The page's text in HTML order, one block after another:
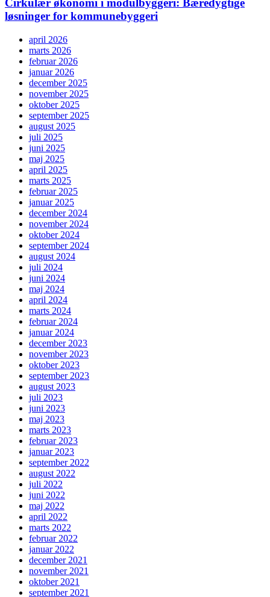
Cirkulær økonomi i modulbyggeri: Bæredygtige
løsninger for kommunebyggeri
april 2026
marts 2026
februar 2026
januar 2026
december 2025
november 2025
oktober 2025
september 2025
august 2025
juli 2025
juni 2025
maj 2025
april 2025
marts 2025
februar 2025
januar 2025
december 2024
november 2024
oktober 2024
september 2024
august 2024
juli 2024
juni 2024
maj 2024
april 2024
marts 2024
februar 2024
januar 2024
december 2023
november 2023
oktober 2023
september 2023
august 2023
juli 2023
juni 2023
maj 2023
marts 2023
februar 2023
januar 2023
september 2022
august 2022
juli 2022
juni 2022
maj 2022
april 2022
marts 2022
februar 2022
januar 2022
december 2021
november 2021
oktober 2021
september 2021